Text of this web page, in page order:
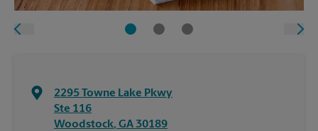
2295 Towne Lake Pkwy
Ste 116
Woodstock, GA 30189